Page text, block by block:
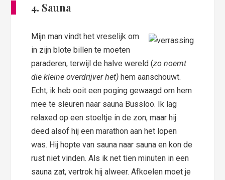
4. Sauna
Mijn man vindt het vreselijk om
in zijn blote billen te moeten
paraderen, terwijl de halve wereld (zo noemt
die kleine overdrijver het) hem aanschouwt.
Echt, ik heb ooit een poging gewaagd om hem
mee te sleuren naar sauna Bussloo. Ik lag
relaxed op een stoeltje in de zon, maar hij
deed alsof hij een marathon aan het lopen
was. Hij hopte van sauna naar sauna en kon de
rust niet vinden. Als ik net tien minuten in een
sauna zat, vertrok hij alweer. Afkoelen moet je